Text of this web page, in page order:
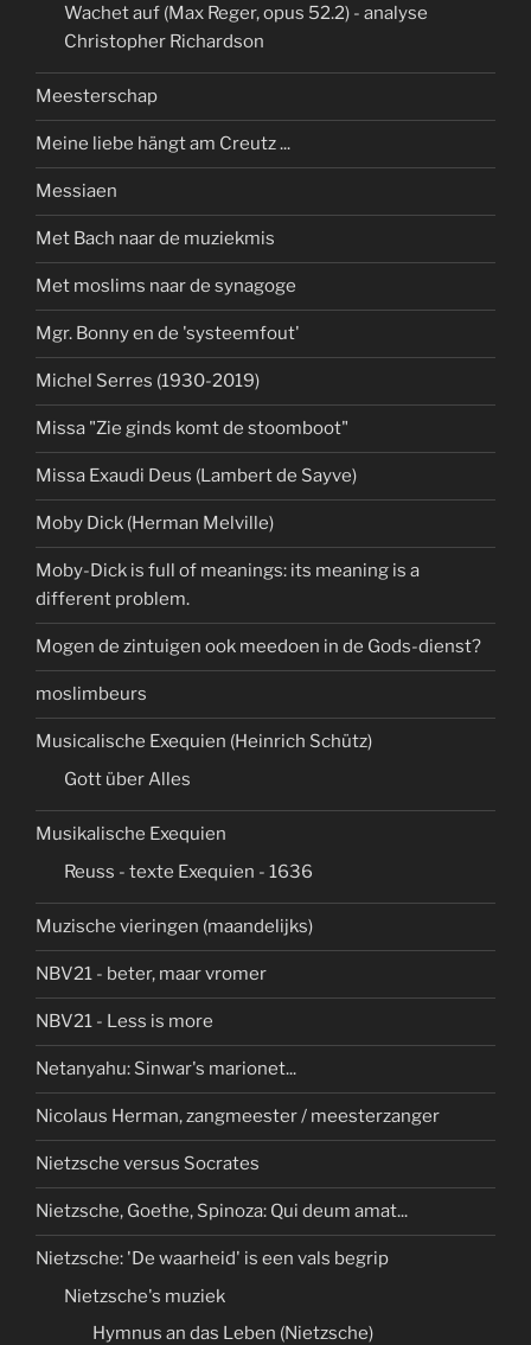
Wachet auf (Max Reger, opus 52.2) - analyse
Christopher Richardson
Meesterschap
Meine liebe hängt am Creutz ...
Messiaen
Met Bach naar de muziekmis
Met moslims naar de synagoge
Mgr. Bonny en de 'systeemfout'
Michel Serres (1930-2019)
Missa "Zie ginds komt de stoomboot"
Missa Exaudi Deus (Lambert de Sayve)
Moby Dick (Herman Melville)
Moby-Dick is full of meanings: its meaning is a
different problem.
Mogen de zintuigen ook meedoen in de Gods-dienst?
moslimbeurs
Musicalische Exequien (Heinrich Schütz)
Gott über Alles
Musikalische Exequien
Reuss - texte Exequien - 1636
Muzische vieringen (maandelijks)
NBV21 - beter, maar vromer
NBV21 - Less is more
Netanyahu: Sinwar's marionet...
Nicolaus Herman, zangmeester / meesterzanger
Nietzsche versus Socrates
Nietzsche, Goethe, Spinoza: Qui deum amat...
Nietzsche: 'De waarheid' is een vals begrip
Nietzsche's muziek
Hymnus an das Leben (Nietzsche)